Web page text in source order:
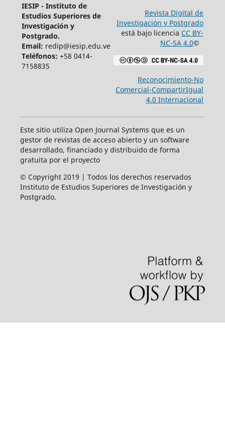
IESIP - Instituto de
Estudios Superiores de
Investigación y
Postgrado.
Email: redip@iesip.edu.ve
Teléfonos: +58 0414-
7158835
Revista Digital de
Investigación y Postgrado
está bajo licencia CC BY-
NC-SA 4.0©
Reconocimiento-No
Comercial-CompartirIgual
4.0 Internacional
Este sitio utiliza Open Journal Systems que es un
gestor de revistas de acceso abierto y un software
desarrollado, financiado y distribuido de forma
gratuita por el proyecto
© Copyright 2019 | Todos los derechos reservados
Instituto de Estudios Superiores de Investigación y
Postgrado.